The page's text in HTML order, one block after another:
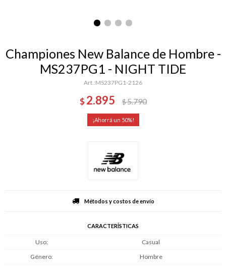
Championes New Balance de Hombre -
MS237PG1 - NIGHT TIDE
MS237PG1-2126
$ 2.895 $5.790
50
Métodos y costos de envío
CARACTERÍSTICAS
Uso
Casual
Género
Hombre